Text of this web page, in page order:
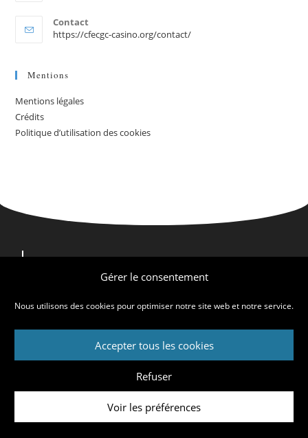
Gérer le consentement
Nous utilisons des cookies pour optimiser notre site web et notre service.
Accepter tous les cookies
Refuser
Voir les préférences
Contact
https://cfecgc-casino.org/contact/
Mentions
Mentions légales
Crédits
Politique d’utilisation des cookies
Nous contacter
Nous trouver
Qui sommes-nous ?
Mentions légales
Crédits
Politique d’utilisation des cookies
© CFE-CGC Casino 2026